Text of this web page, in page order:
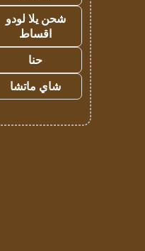
شحن يلا لودو
اقساط
حنا
شاي ماتشا